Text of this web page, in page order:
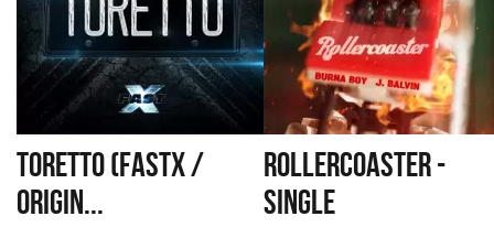
TORETTO (FASTX /
ORIGIN...
ROLLERCOASTER -
SINGLE